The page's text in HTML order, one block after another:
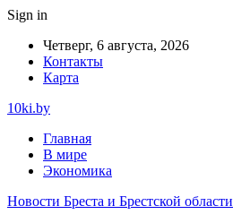
Sign in
Четверг, 6 августа, 2026
Контакты
Карта
10ki.by
Главная
В мире
Экономика
Новости Бреста и Брестской области